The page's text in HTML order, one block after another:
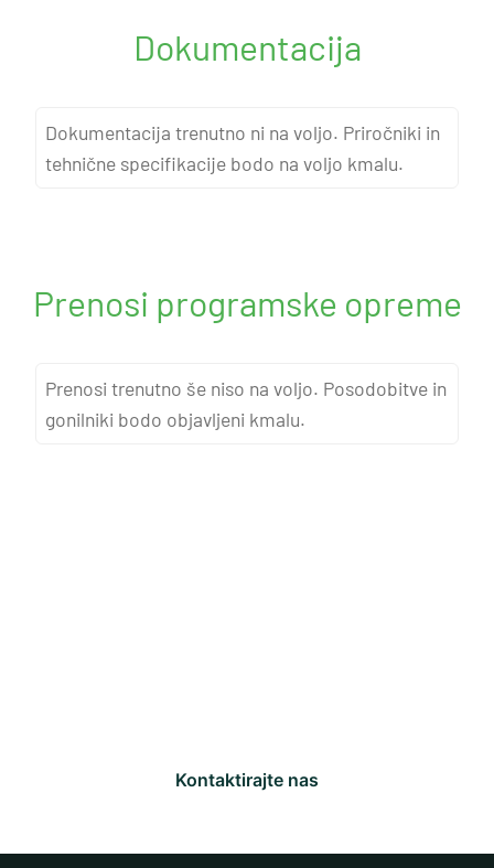
situacijo in predlagala rešitev. Za garancijske primere
Dokumentacija
Dokumentacija trenutno ni na voljo. Priročniki in
tehnične specifikacije bodo na voljo kmalu.
Prenosi programske opreme
Prenosi trenutno še niso na voljo. Posodobitve in
gonilniki bodo objavljeni kmalu.
Kontaktirajte nas